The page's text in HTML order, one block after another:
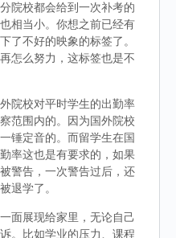
院校都会给到一次补考的
相当小。你想之前已经有
了不好的映象的标签了。
怎么努力，这标签也是不
院校对平时学生的出勤率
范围内的。因为国外院校
锤定音的。而留学生在国
率这也是有要求的，如果
警告，一次警告过后，还
退学了。
面展现给家里，无论自己
。比如学业的压力、课程